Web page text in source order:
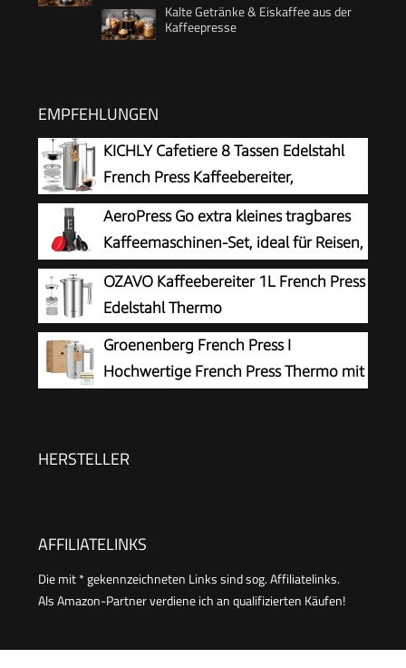
Kalte Getränke & Eiskaffee aus der
Kaffeepresse
EMPFEHLUNGEN
KICHLY Cafetiere 8 Tassen Edelstahl
French Press Kaffeebereiter,
Kaffeepresse mit 3 Stufen
Filtrationssystem – Doppelwandig Isolierte
Kaffettiere mit 1 Extra Filter – 1000ml / 34oz –
Silber
AeroPress Go extra kleines tragbares
Kaffeemaschinen-Set, ideal für Reisen,
Wandern & Camping, All-in-One
French Press, manuelle Espresso- & Pour-Over-
Kaffeemaschine, 2 Min Brühzeit
OZAVO Kaffeebereiter 1L French Press
Edelstahl Thermo
Groenenberg French Press I
Hochwertige French Press Thermo mit
Liter
HERSTELLER
AFFILIATELINKS
Die mit * gekennzeichneten Links sind sog. Affiliatelinks.
Als Amazon-Partner verdiene ich an qualifizierten Käufen!